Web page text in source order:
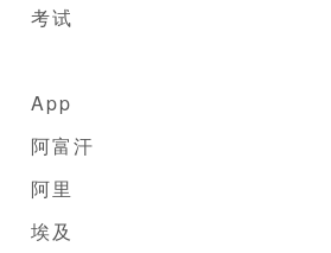
考试
App
阿富汗
阿里
埃及